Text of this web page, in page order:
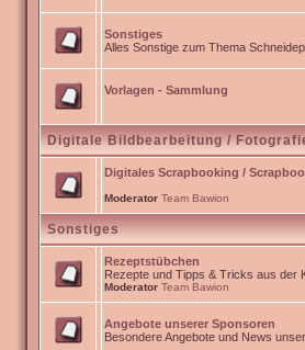
Sonstiges
Alles Sonstige zum Thema
Vorlagen - Sammlung
Digitale Bildbearbeitung /
Digitales Scrapbooking /
Moderator Team Bawion
Sonstiges
Rezeptstübchen
Rezepte und Tipps & Tricks aus der
Moderator Team Bawion
Angebote unserer Sponsoren
Besondere Angebote und News